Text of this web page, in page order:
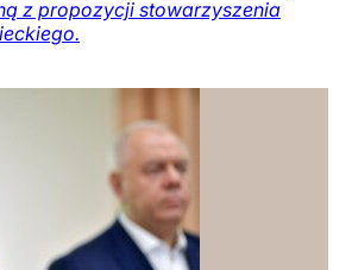
z propozycji stowarzyszenia